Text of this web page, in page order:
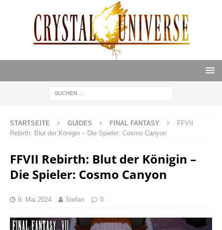
STARTSEITE GUIDES FINAL FANTASY
FFVII
Rebirth: Blut der Königin – Die Spieler: Cosmo Canyon
FFVII Rebirth: Blut der Königin –
Die Spieler: Cosmo Canyon
9. Mai 2024 Stefan 0